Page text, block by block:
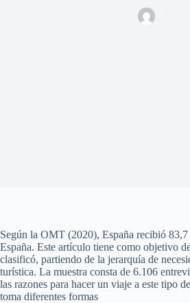
Según la OMT (2020), España recibió 83,7
España. Este artículo tiene como objetivo
clasificó, partiendo de la jerarquía de
turística. La muestra consta de 6.106
las razones para hacer un viaje a este tipo
toma diferentes formas